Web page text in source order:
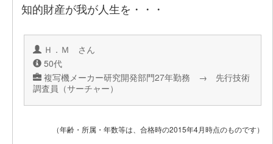
知的財産が我が人生を・・・
Ｈ．Ｍ さん
50代
複写機メーカー研究開発部門27年勤務 → 先行技術
調査員（サーチャー）
（年齢・所属・年数等は、合格時の2015年4月時点のものです）